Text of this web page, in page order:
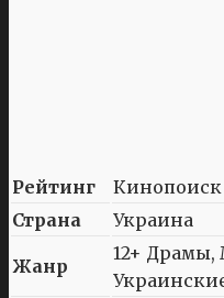
Рейтинг
Страна
Украина
Жанр
12+